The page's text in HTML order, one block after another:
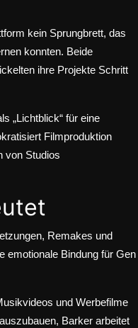
kein Sprungbrett, das
konnten. Beide
ihre Projekte Schritt
„Lichtblick“ für eine
Filmproduktion
von Studios
Remakes und
emotionale Bindung für Gen
und Werbefilme
Barker arbeitet